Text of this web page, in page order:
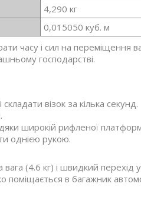
4,290 кг
0,015050 куб. м
часу і сил на переміщення
господарстві.
візок за кілька секунд.
широкій рифленої
однією рукою.
вага (4.6 кг) і швидкий
поміщається в багажник